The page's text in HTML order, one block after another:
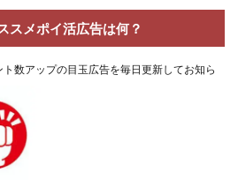
スメポイ活広告は何？
数アップの目玉広告を毎日更新してお知ら